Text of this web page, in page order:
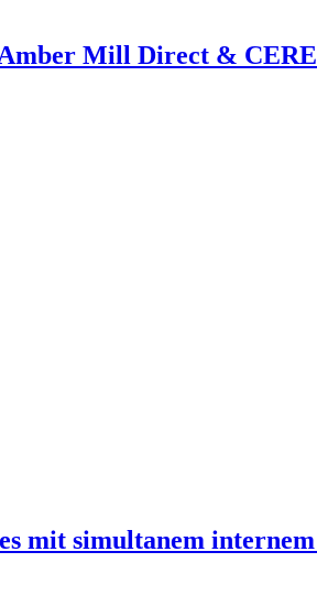
Mill Direct &
mit simultanem